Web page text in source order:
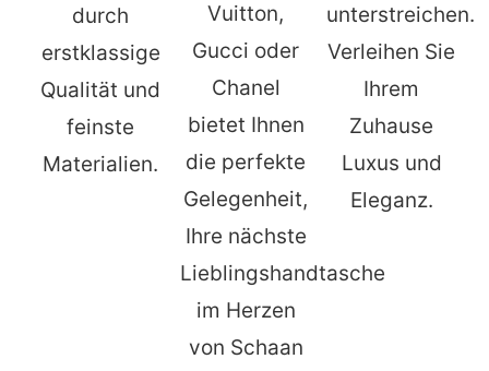
durch
erstklassige
Qualität und
feinste
Materialien.
Vuitton,
Gucci oder
Chanel
bietet Ihnen
die perfekte
Gelegenheit,
Ihre nächste
Lieblingshandtasche
im Herzen
von Schaan
unterstreichen.
Verleihen Sie
Ihrem
Zuhause
Luxus und
Eleganz.